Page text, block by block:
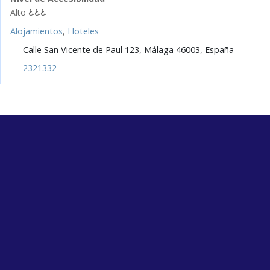
Alto ♿♿♿
Alojamientos, Hoteles
Calle San Vicente de Paul 123, Málaga 46003, España
2321332